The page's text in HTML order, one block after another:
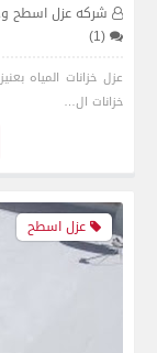
شركه عزل اسطح
(1)
عزل خزانات المياه
خزانات ال…
عزل اسطح